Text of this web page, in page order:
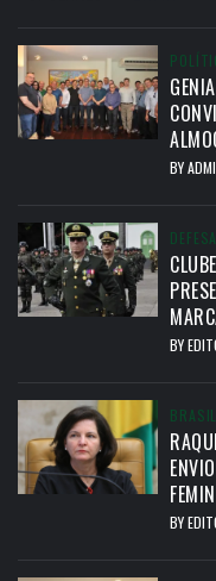
BY
DEFESA
BY
BRASIL
BY